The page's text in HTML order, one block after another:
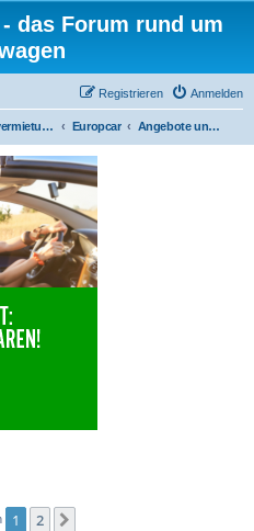
das Forum rund um
Anmelden
Registrieren
Autovermietungen Europcar Angebote und Aktionen
1 2